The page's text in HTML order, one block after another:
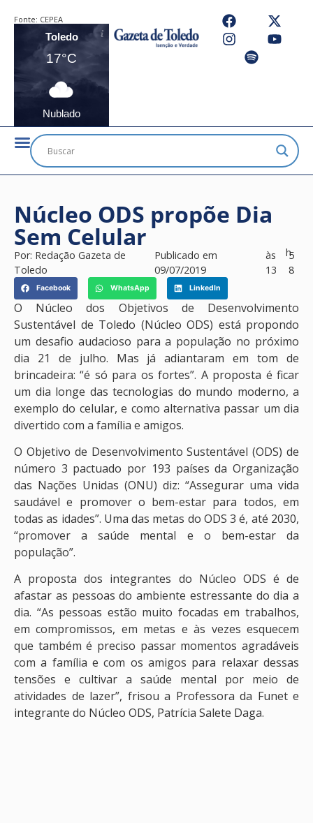
Fonte: CEPEA
Toledo
17°C
Nublado
Núcleo ODS propõe Dia
Sem Celular
Por: Redação Gazeta de
Toledo
Publicado em
09/07/2019
às
13
h5
8
Facebook WhatsApp LinkedIn
O Núcleo dos Objetivos de Desenvolvimento
Sustentável de Toledo (Núcleo ODS) está propondo
um desafio audacioso para a população no próximo
dia 21 de julho. Mas já adiantaram em tom de
brincadeira: “é só para os fortes”. A proposta é ficar
um dia longe das tecnologias do mundo moderno, a
exemplo do celular, e como alternativa passar um dia
divertido com a família e amigos.
O Objetivo de Desenvolvimento Sustentável (ODS) de
número 3 pactuado por 193 países da Organização
das Nações Unidas (ONU) diz: “Assegurar uma vida
saudável e promover o bem-estar para todos, em
todas as idades”. Uma das metas do ODS 3 é, até 2030,
“promover a saúde mental e o bem-estar da
população”.
A proposta dos integrantes do Núcleo ODS é de
afastar as pessoas do ambiente estressante do dia a
dia. “As pessoas estão muito focadas em trabalhos,
em compromissos, em metas e às vezes esquecem
que também é preciso passar momentos agradáveis
com a família e com os amigos para relaxar dessas
tensões e cultivar a saúde mental por meio de
atividades de lazer”, frisou a Professora da Funet e
integrante do Núcleo ODS, Patrícia Salete Daga.